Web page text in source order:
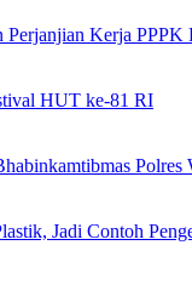
Kerja PPPK
HUT ke-81 RI
Jadi Contoh